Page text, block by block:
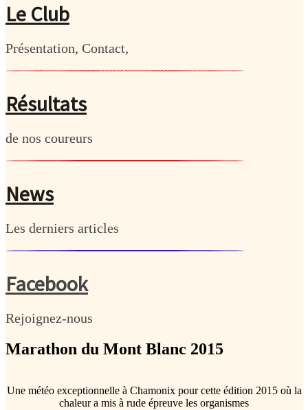
Le Club
Présentation, Contact,
Résultats
de nos coureurs
News
Les derniers articles
Facebook
Rejoignez-nous
Marathon du Mont Blanc 2015
Une météo exceptionnelle à Chamonix pour cette édition 2015 où la
chaleur a mis à rude épreuve les organismes